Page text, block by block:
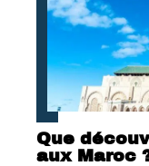
Que
aux Maroc